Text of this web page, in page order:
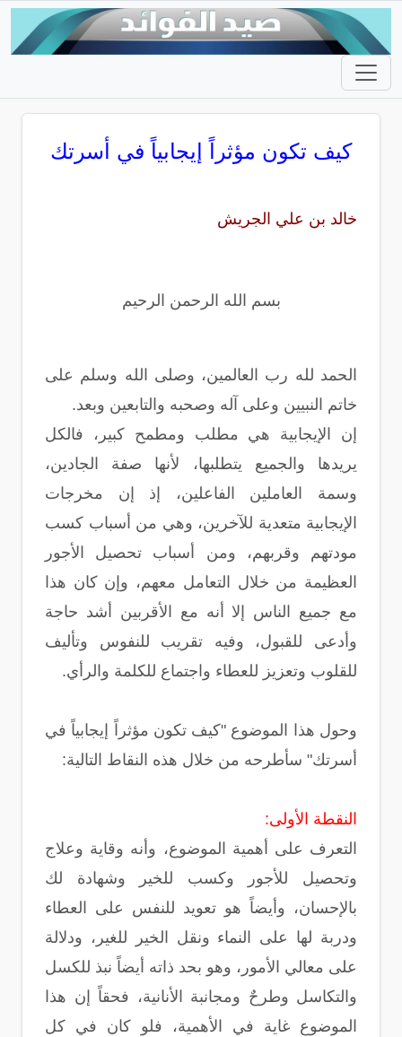
كيف تكون مؤثراً إيجابياً في أسرتك
خالد بن علي الجريش
بسم الله الرحمن الرحيم
الحمد لله رب العالمين، وصلى الله وسلم على
خاتم النبيين وعلى آله وصحبه والتابعين وبعد.
إن الإيجابية هي مطلب ومطمح كبير، فالكل
يريدها والجميع يتطلبها، لأنها صفة الجادين،
وسمة العاملين الفاعلين، إذ إن مخرجات
الإيجابية متعدية للآخرين، وهي من أسباب كسب
مودتهم وقربهم، ومن أسباب تحصيل الأجور
العظيمة من خلال التعامل معهم، وإن كان هذا
مع جميع الناس إلا أنه مع الأقربين أشد حاجة
وأدعى للقبول، وفيه تقريب للنفوس وتأليف
للقلوب وتعزيز للعطاء واجتماع للكلمة والرأي.
وحول هذا الموضوع "كيف تكون مؤثراً إيجابياً في
أسرتك" سأطرحه من خلال هذه النقاط التالية:
النقطة الأولى:
التعرف على أهمية الموضوع، وأنه وقاية وعلاج
وتحصيل للأجور وكسب للخير وشهادة لك
بالإحسان، وأيضاً هو تعويد للنفس على العطاء
ودربة لها على النماء ونقل الخير للغير، ودلالة
على معالي الأمور، وهو بحد ذاته أيضاً نبذ للكسل
والتكاسل وطرحٌ ومجانبة الأنانية، فحقاً إن هذا
الموضوع غاية في الأهمية، فلو كان في كل